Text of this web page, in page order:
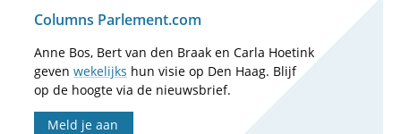
Columns Parlement.com
Anne Bos, Bert van den Braak en Carla Hoetink
geven wekelijks hun visie op Den Haag. Blijf
op de hoogte via de nieuwsbrief.
Meld je aan